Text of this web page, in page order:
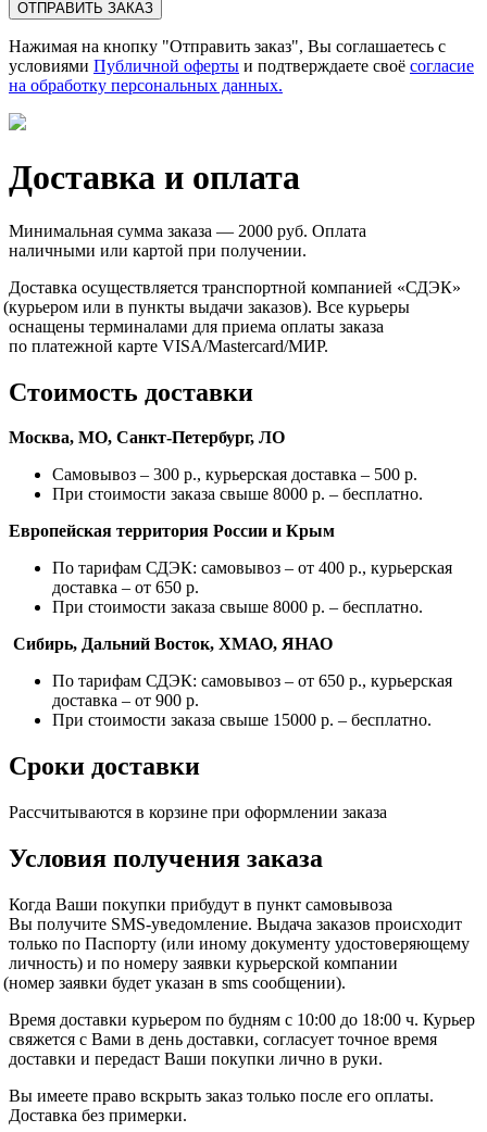
Нажимая на кнопку "Отправить заказ", Вы соглашаетесь с
условиями Публичной оферты и подтверждаете своё согласие
на обработку персональных данных.
Доставка и оплата
Минимальная сумма заказа — 2000 руб. Оплата
наличными или картой при получении.
Доставка осуществляется транспортной компанией «СДЭК»
(курьером или в пункты выдачи заказов). Все курьеры
оснащены терминалами для приема оплаты заказа
по платежной карте VISA/Mastercard/МИР.
Стоимость доставки
Москва, МО, Санкт-Петербург, ЛО
Самовывоз – 300 р., курьерская доставка – 500 р.
При стоимости заказа свыше 8000 р. – бесплатно.
Европейская территория России и Крым
По тарифам СДЭК: самовывоз – от 400 р., курьерская
доставка – от 650 р.
При стоимости заказа свыше 8000 р. – бесплатно.
Сибирь, Дальний Восток, ХМАО, ЯНАО
По тарифам СДЭК: самовывоз – от 650 р., курьерская
доставка – от 900 р.
При стоимости заказа свыше 15000 р. – бесплатно.
Сроки доставки
Рассчитываются в корзине при оформлении заказа
Условия получения заказа
Когда Ваши покупки прибудут в пункт самовывоза
Вы получите SMS-уведомление. Выдача заказов происходит
только по Паспорту (или иному документу удостоверяющему
личность) и по номеру заявки курьерской компании
(номер заявки будет указан в sms сообщении).
Время доставки курьером по будням с 10:00 до 18:00 ч. Курьер
свяжется с Вами в день доставки, согласует точное время
доставки и передаст Ваши покупки лично в руки.
Вы имеете право вскрыть заказ только после его оплаты.
Доставка без примерки.